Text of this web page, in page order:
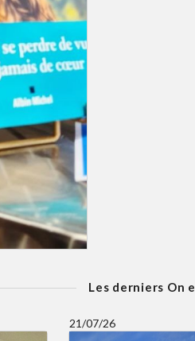
Les derniers On
21/07/26